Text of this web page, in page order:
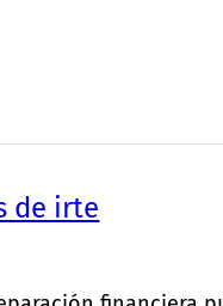
de irte